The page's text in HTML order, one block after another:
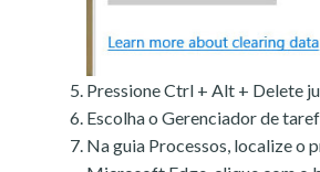
Pressione Ctrl + Alt + Delete
Escolha o Gerenciador de
Na guia Processos, localize o